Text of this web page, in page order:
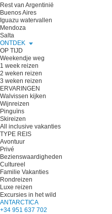
Rest van Argentinië
Buenos Aires
Iguazu watervallen
Mendoza
Salta
ONTDEK
OP TIJD
Weekendje weg
1 week reizen
2 weken reizen
3 weken reizen
ERVARINGEN
Walvissen kijken
Wijnreizen
Pinguïns
Skireizen
All inclusive vakanties
TYPE REIS
Avontuur
Privé
Bezienswaardigheden
Cultureel
Familie Vakanties
Rondreizen
Luxe reizen
Excursies in het wild
ANTARCTICA
+34 951 637 702